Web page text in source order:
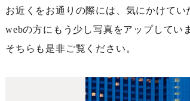
お近くをお通りの際には、気にかけてい
webの方にもう少し写真をアップしてい
そちらも是非ご覧ください。